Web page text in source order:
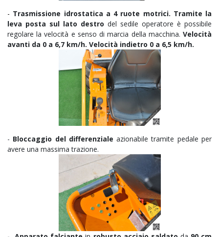
- Trasmissione idrostatica a 4 ruote motrici. Tramite la
leva posta sul lato destro del sedile operatore è possibile
regolare la velocità e senso di marcia della macchina. Velocità
avanti da 0 a 6,7 km/h. Velocità indietro 0 a 6,5 km/h.
- Bloccaggio del differenziale azionabile tramite pedale per
avere una massima trazione.